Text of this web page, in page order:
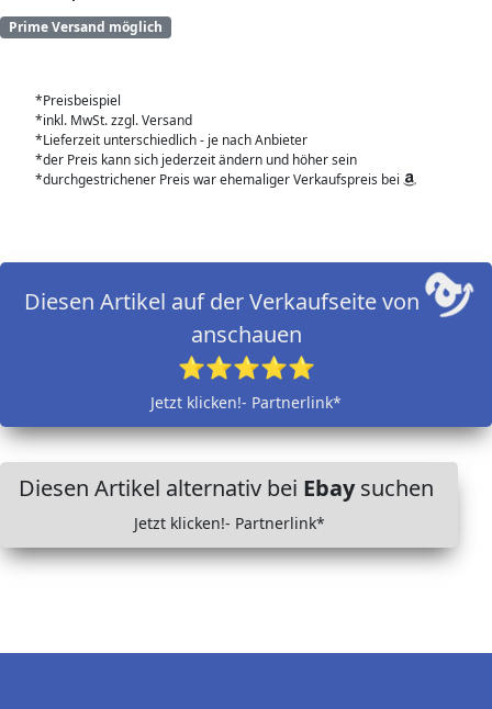
Prime Versand möglich
*Preisbeispiel
*inkl. MwSt. zzgl. Versand
*Lieferzeit unterschiedlich - je nach Anbieter
*der Preis kann sich jederzeit ändern und höher sein
*durchgestrichener Preis war ehemaliger Verkaufspreis bei
Diesen Artikel auf der Verkaufseite von
anschauen
⭐⭐⭐⭐⭐
Jetzt klicken!- Partnerlink*
Diesen Artikel alternativ bei Ebaysuchen
Jetzt klicken!- Partnerlink*